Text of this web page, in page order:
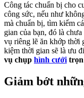
Công tác chuẩn bị cho
công sức, nếu như
mà chuẩn bị, tìm kiếm
gian của bạn, đó là
vụ riêng lẽ ăn khớp thời
kiệm thời gian sẽ là ưu
vụ chụp hình cưới
Giảm bớt